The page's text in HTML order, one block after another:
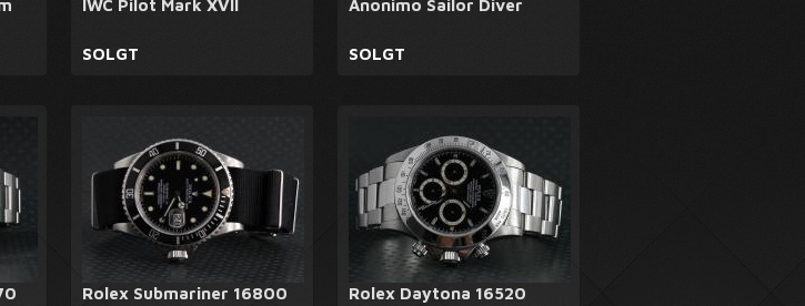
IWC Pilot Mark XVII
SOLGT
Anonimo Sailor Diver
SOLGT
Rolex Submariner 16800 Rolex Daytona 16520